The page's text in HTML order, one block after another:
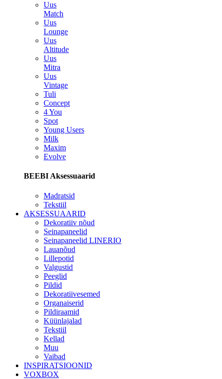
Uus
Match
Uus
Lounge
Uus
Altitude
Uus
Mitra
Uus
Vintage
Tuli
Concept
4 You
Spot
Young Users
Milk
Maxim
Evolve
BEEBI Aksessuaarid
Madratsid
Tekstiil
AKSESSUAARID
Dekoratiiv nõud
Seinapaneelid
Seinapaneelid LINERIO
Lauanõud
Lillepotid
Valgustid
Peeglid
Pildid
Dekoratiivesemed
Organaiserid
Pildiraamid
Küünlajalad
Tekstiil
Kellad
Muu
Vaibad
INSPIRATSIOONID
VOXBOX